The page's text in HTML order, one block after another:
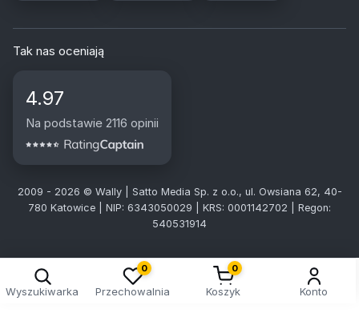
Tak nas oceniają
4.97
Na podstawie 2116 opinii
2009 - 2026 © Wally | Satto Media Sp. z o.o., ul. Owsiana 62, 40-
780 Katowice | NIP: 6343050029 | KRS: 0001142702 | Regon:
540531914
Wyszukiwarka
0
Przechowalnia
0
Koszyk Konto